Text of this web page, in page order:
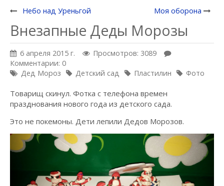
Небо над Уреньгой Моя оборона
Внезапные Деды Морозы
6 апреля 2015 г.
Просмотров: 3089
Комментарии: 0
Дед Мороз
Детский сад Пластилин Фото
Товарищ скинул. Фотка с телефона времен
празднования нового года из детского сада.
Это не покемоны. Дети лепили Дедов Морозов.